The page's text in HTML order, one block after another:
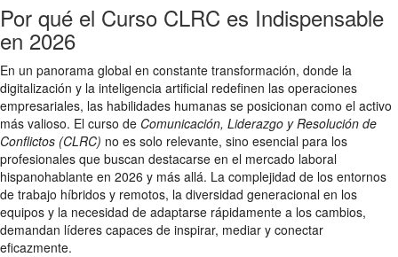
Por qué el Curso CLRC es Indispensable
en 2026
En un panorama global en constante transformación, donde la
digitalización y la inteligencia artificial redefinen las operaciones
empresariales, las habilidades humanas se posicionan como el activo
más valioso. El curso de Comunicación, Liderazgo y Resolución de
Conflictos (CLRC) no es solo relevante, sino esencial para los
profesionales que buscan destacarse en el mercado laboral
hispanohablante en 2026 y más allá. La complejidad de los entornos
de trabajo híbridos y remotos, la diversidad generacional en los
equipos y la necesidad de adaptarse rápidamente a los cambios,
demandan líderes capaces de inspirar, mediar y conectar
eficazmente.